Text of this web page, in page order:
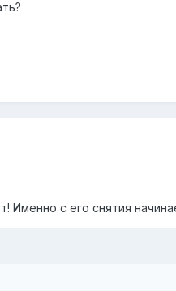
Именно с его снятия